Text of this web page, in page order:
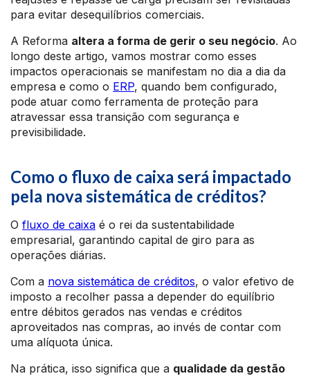
para evitar desequilíbrios comerciais.
A Reforma altera a forma de gerir o seu negócio. Ao
longo deste artigo, vamos mostrar como esses
impactos operacionais se manifestam no dia a dia da
empresa e como o ERP, quando bem configurado,
pode atuar como ferramenta de proteção para
atravessar essa transição com segurança e
previsibilidade.
Como o fluxo de caixa será impactado
pela nova sistemática de créditos?
O fluxo de caixa é o rei da sustentabilidade
empresarial, garantindo capital de giro para as
operações diárias.
Com a nova sistemática de créditos, o valor efetivo de
imposto a recolher passa a depender do equilíbrio
entre débitos gerados nas vendas e créditos
aproveitados nas compras, ao invés de contar com
uma alíquota única.
Na prática, isso significa que a qualidade da gestão